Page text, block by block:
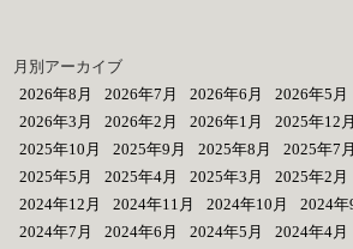
月別アーカイブ
2026年8月
2026年7月 2026年6月 2026年5月
2026年3月
2026年2月 2026年1月 2025年12月
2025年10月
2025年9月 2025年8月 2025年7月
2025年5月
2025年4月 2025年3月 2025年2月
2024年12月
2024年11月 2024年10月 2024年
2024年7月
2024年6月 2024年5月 2024年4月